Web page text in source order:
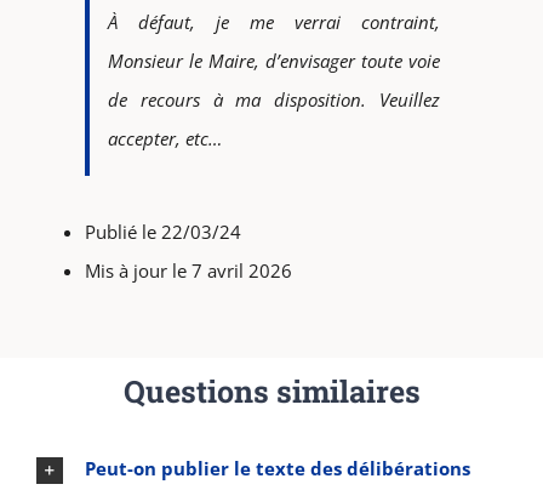
À défaut, je me verrai contraint,
Monsieur le Maire, d’envisager toute voie
de recours à ma disposition. Veuillez
accepter, etc…
Publié le 22/03/24
Mis à jour le 7 avril 2026
Questions similaires
Peut-on publier le texte des délibérations